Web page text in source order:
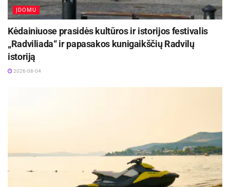
ĮDOMU
Kėdainiuose prasidės kultūros ir istorijos festivalis
„Radviliada“ ir papasakos kunigaikščių Radvilų
istoriją
2026-08-04